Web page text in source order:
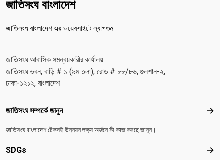
জাতিসংঘ বাংলাদেশ
জাতিসংঘ বাংলাদেশ এর ওয়েবসাইটে স্বাগতম
জাতিসংঘ আবাসিক সমন্বয়কারীর কার্যালয়
জাতিসংঘ ভবন, বাড়ি # ১ (৯ম তলা), রোড # ৮৮/৮৬, গুলশান-২,
ঢাকা-১২১২, বাংলাদেশ
Footer menu
জাতিসংঘ সম্পর্কে জানুন
জাতিসংঘ বাংলাদেশ টেকসই উন্নয়ন লক্ষ্য অর্জনে কী কাজ করছে জানুন।
SDGs